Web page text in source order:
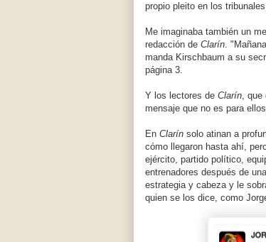
propio pleito en los
Me imaginaba también un
redacción de Clarín.
manda Kirschbaum a su
página 3.
Y los lectores de Clarín, que
mensaje que no es para
En Clarín solo atinan a
cómo llegaron hasta ahí,
ejército, partido político,
entrenadores después de
estrategia y cabeza y le
quien se los dice, como